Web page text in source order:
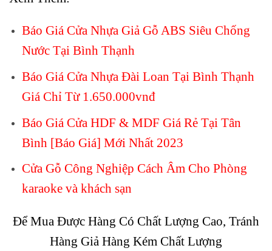
Báo Giá Cửa Nhựa Giả Gỗ ABS Siêu Chống
Nước Tại Bình Thạnh
Báo Giá Cửa Nhựa Đài Loan Tại Bình Thạnh
Giá Chỉ Từ 1.650.000vnđ
Báo Giá Cửa HDF & MDF Giá Rẻ Tại Tân
Bình [Báo Giá] Mới Nhất 2023
Cửa Gỗ Công Nghiệp Cách Âm Cho Phòng
karaoke và khách sạn
Để Mua Được Hàng Có Chất Lượng Cao, Tránh
Hàng Giả Hàng Kém Chất Lượng